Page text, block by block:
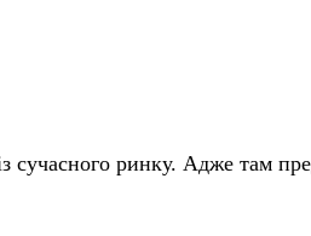
ринку. Адже там